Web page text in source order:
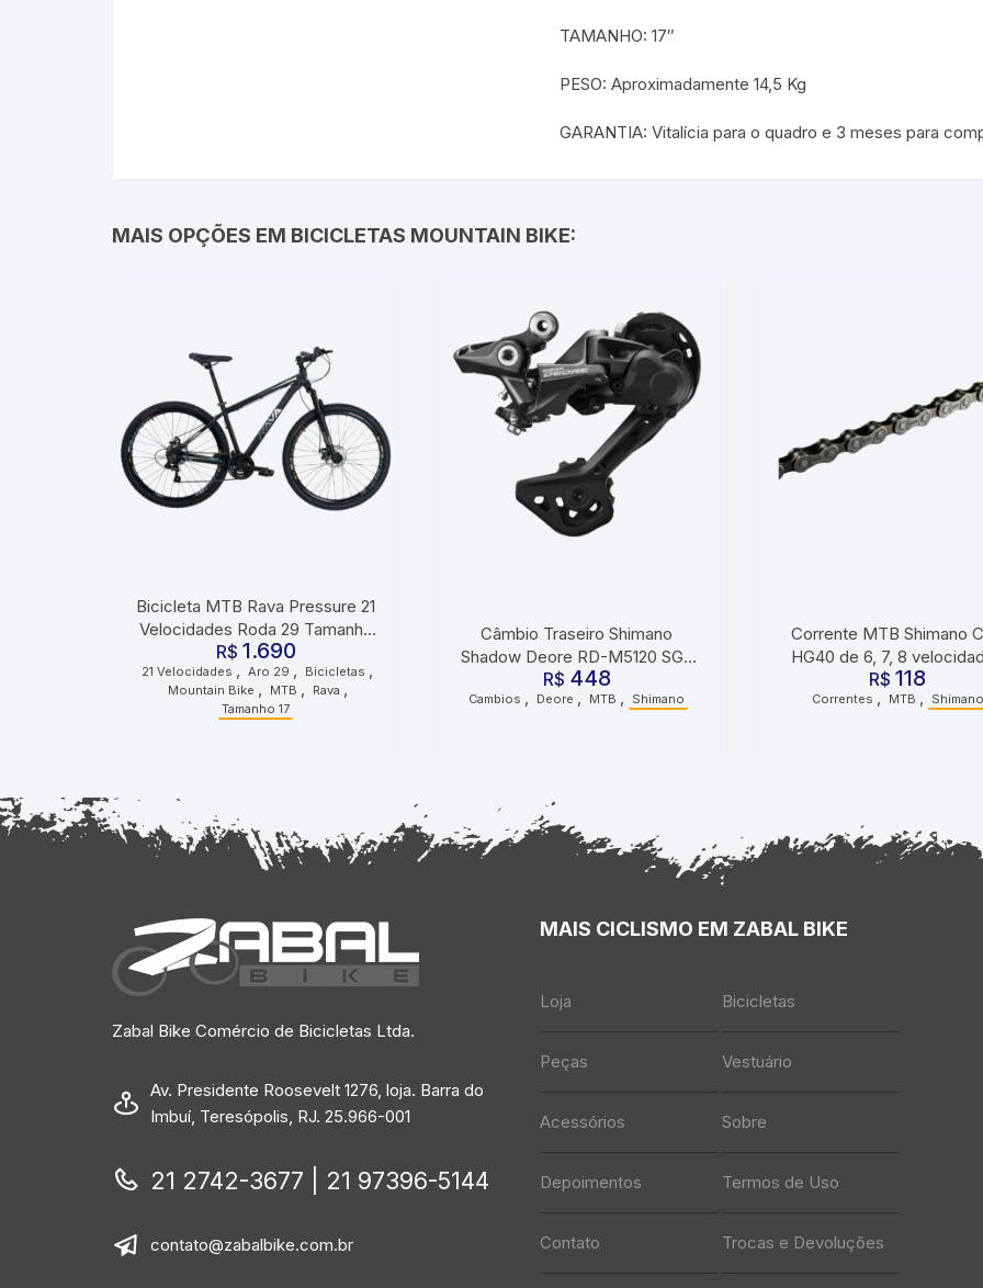
TAMANHO: 17″
PESO: Aproximadamente 14,5 Kg
GARANTIA: Vitalícia para o quadro e 3 meses para
MAIS OPÇÕES EM BICICLETAS MOUNTAIN BIKE:
Bicicleta MTB Rava Pressure 21
Velocidades Roda 29 Tamanho
17 Preta e Cinza
R$ 1.690
21 Velocidades , Aro 29 , Bicicletas ,
Mountain Bike , MTB , Rava ,
Tamanho 17
Câmbio Traseiro Shimano
Shadow Deore RD-M5120 SGS
10/11V
R$ 448
Cambios , Deore , MTB , Shimano
Corrente MTB Shimano
HG40 de 6, 7, 8
Tourney TY
R$ 118
Correntes , MTB , Shimano
Zabal Bike Comércio de Bicicletas Ltda.
Av. Presidente Roosevelt 1276, loja. Barra do
Imbuí, Teresópolis, RJ. 25.966-001
21 2742-3677 | 21 97396-5144
contato@zabalbike.com.br
MAIS CICLISMO EM ZABAL BIKE
Loja Bicicletas
Peças Vestuário
Acessórios Sobre
Depoimentos Termos de Uso
Contato Trocas e Devoluções